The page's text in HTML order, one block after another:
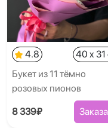
4.8
40 x 31
Букет из 11 тёмно
розовых пионов
8 339₽